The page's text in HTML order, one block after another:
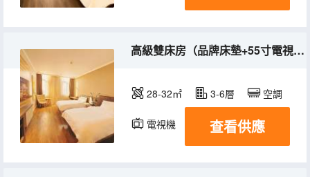
高級雙床房（品牌床墊+55寸電視投屏+全明窗）
28-32㎡ 3-6層 空調
電視機 查看供應